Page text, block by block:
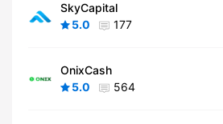
SkyCapital
5.0
177
OnixCash
5.0
564